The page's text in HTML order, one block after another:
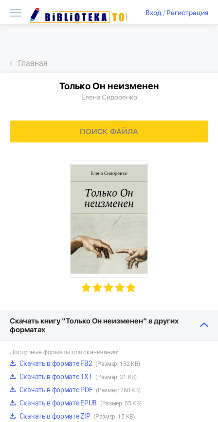
Вход/ Регистрация
Главная
Только Он неизменен
Елена Сидоренко
ПОИСК ФАЙЛА
Скачать книгу “Только Он неизменен” в других
форматах
Доступные форматы для скачивания:
Скачать в формате FB2 (Размер: 152 KB)
Скачать в формате TXT (Размер: 31 KB)
Скачать в формате PDF (Размер: 260 KB)
Скачать в формате EPUB (Размер: 55 KB)
Скачать в формате ZIP (Размер: 15 KB)